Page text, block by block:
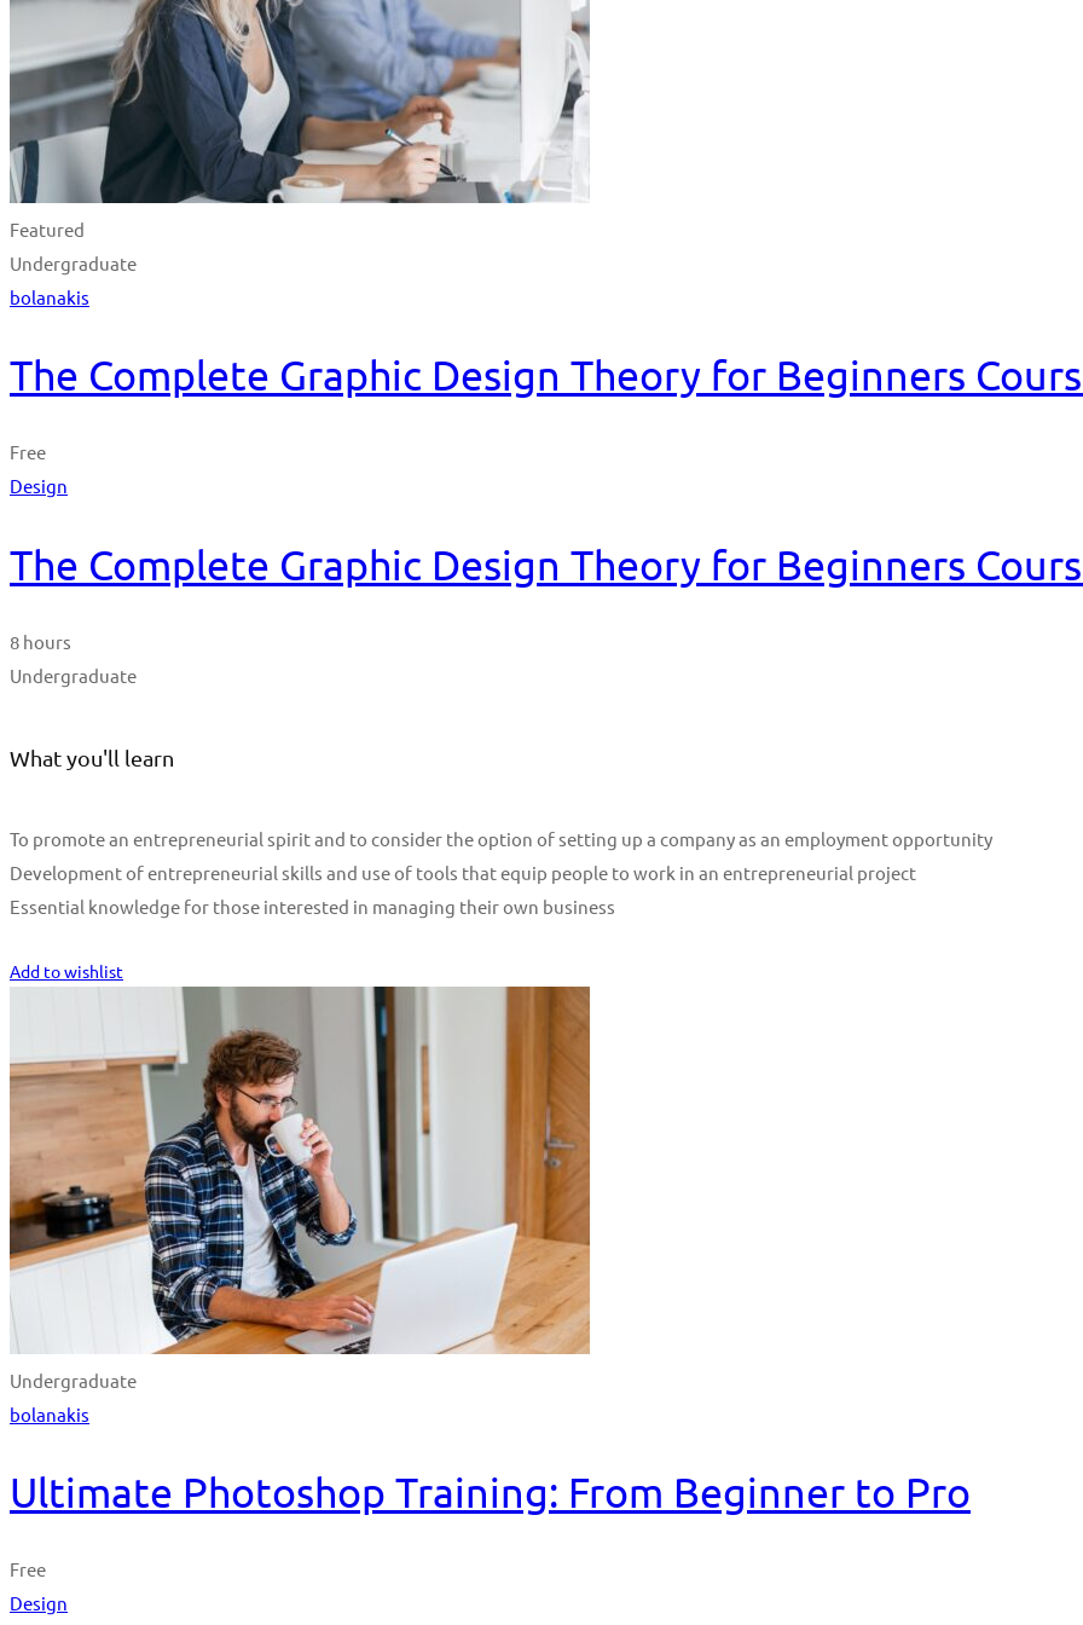
Featured
Undergraduate
bolanakis
The Complete Graphic Design Theory for Beginners
Free
Design
The Complete Graphic Design Theory for Beginners
8 hours
Undergraduate
What you'll learn
To promote an entrepreneurial spirit and to consider the option of setting up a company as an employment opportunity
Development of entrepreneurial skills and use of tools that equip people to work in an entrepreneurial project
Essential knowledge for those interested in managing their own business
Add to wishlist
Undergraduate
bolanakis
Ultimate Photoshop Training: From Beginner to Pro
Free
Design